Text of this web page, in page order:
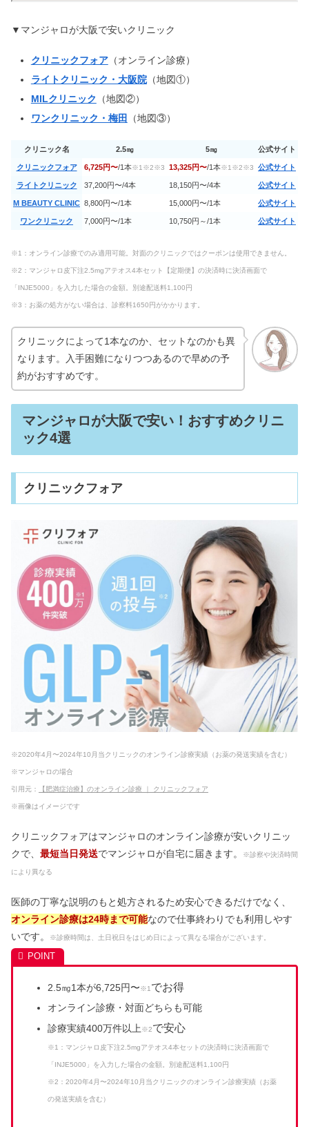
＆人気色６選！口コミも調査
ルージュヴォリュプテシャイン色比較
&人気色！パーソナルカラー別12選
ポテンツァが大阪で安い！梅田・心斎
品川美容外科の目の下のふくらみ取
り！失敗の口コミは本当？
【当たる】タロット占い8選｜恋愛・
仕事・イエスノー診断も
クマケアクリニック大阪の口コミ・評
判を調べてみた【梅田・茶屋町】
▼マンジャロが大阪で安いクリニック
クリニックフォア（オンライン診療）
ライトクリニック・大阪院（地図①）
MILクリニック
（地図②）
ワンクリニック・梅田
（地図③）
クリニック名 2.5㎎ 5㎎ 公式サイト
クリニックフォア 6,725円〜/1本※1※2※3 13,325円〜/1本※1※2※3 公式サイト
ライトクリニック 37,200円〜/4本 18,150円〜/4本 公式サイト
M BEAUTY CLINIC 8,800円〜/1本 15,000円〜/1本 公式サイト
ワンクリニック 7,000円〜/1本 10,750円～/1本 公式サイト
※1：オンライン診療でのみ適用可能。対面のクリニックではクーポンは使用できません。
※2：マンジャロ皮下注2.5mgアテオス4本セット【定期便】の決済時に決済画面で
「INJE5000」を入力した場合の金額。別途配送料1,100円
※3：お薬の処方がない場合は、診察料1650円がかかります。
クリニックによって1本なのか、セットなのかも異
なります。入手困難になりつつあるので早めの予
約がおすすめです。
マンジャロが大阪で安い！おすすめクリニ
ック4選
クリニックフォア
※2020年4月〜2024年10月当クリニックのオンライン診療実績（お薬の発送実績を含む）
※マンジャロの場合
引用元： 【肥満症治療】のオンライン診療 ｜ クリニックフォア
※画像はイメージです
クリニックフォアはマンジャロのオンライン診療が安いクリニッ
クで、 最短当日発送でマンジャロが自宅に届きます。 ※診察や決済時間
により異なる
医師の丁寧な説明のもと処方されるため安心できるだけでなく、
オンライン診療は24時まで可能なので仕事終わりでも利用しやす
いです。
※診療時間は、土日祝日をはじめ日によって異なる場合がございます。
2.5㎎1本が6,725円〜※1でお得
オンライン診療・対面どちらも可能
診療実績400万件以上 ※2で安心
※1： マンジャロ皮下注2.5mgアテオス4本セットの決済時に決済画面で
「INJE5000」を入力した場合の金額。別途配送料1,100円
※2：2020年4月〜2024年10月当クリニックのオンライン診療実績（お薬
の発送実績を含む）